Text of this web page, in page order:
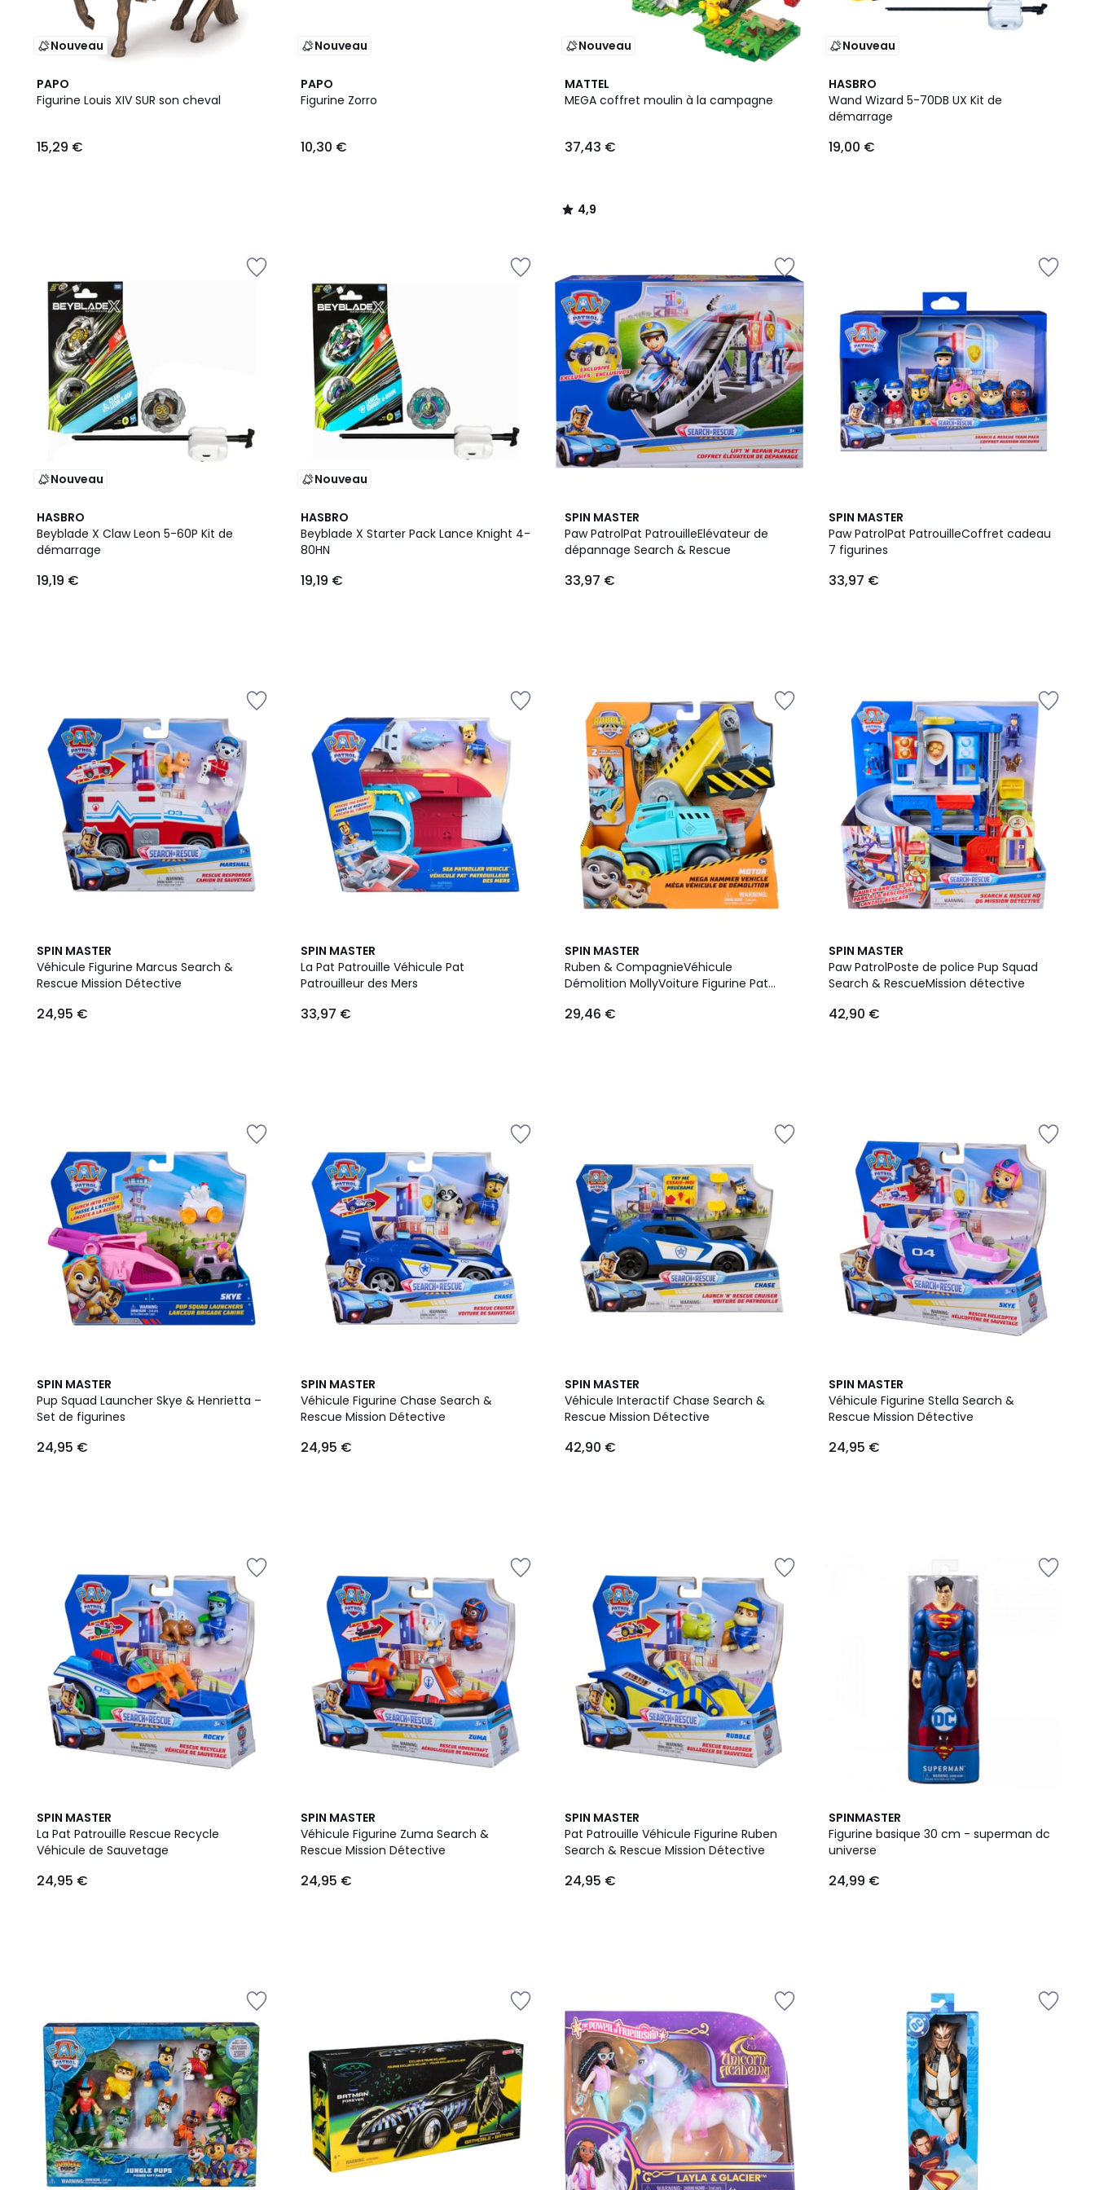
Nouveau
PAPO
Figurine Louis XIV SUR son cheval
€.
15,29 €
Nouveau
PAPO
Figurine Zorro
10,30 €
Nouveau
MATTEL
MEGA coffret moulin à la campagne
37,43 €
4,9
/ 5
4,9
/
Nouveau
HASBRO
Wand Wizard 5-70DB UX Kit de
démarrage
19,00 €
Nouveau
HASBRO
Beyblade X Claw Leon 5-60P Kit de
démarrage
19,19 €
Nouveau
HASBRO
Beyblade X Starter Pack Lance Knight 4-
80HN
19,19 €
SPIN MASTER
Paw PatrolPat PatrouilleElévateur de
dépannage Search & Rescue
33,97 €
SPIN MASTER
Paw PatrolPat PatrouilleCoffret cadeau
7 figurines
33,97 €
SPIN MASTER
Véhicule Figurine Marcus Search &
Rescue Mission Détective
24,95 €
SPIN MASTER
La Pat Patrouille Véhicule Pat
Patrouilleur des Mers
33,97 €
SPIN MASTER
Ruben & CompagnieVéhicule
Démolition MollyVoiture Figurine Pat
29,46 €
SPIN MASTER
Paw PatrolPoste de police Pup Squad
Search & RescueMission détective
42,90 €
SPIN MASTER
Pup Squad Launcher Skye & Henrietta –
Set de figurines
24,95 €
SPIN MASTER
Véhicule Figurine Chase Search &
Rescue Mission Détective
24,95 €
SPIN MASTER
Véhicule Interactif Chase Search &
Rescue Mission Détective
42,90 €
SPIN MASTER
Véhicule Figurine Stella Search &
Rescue Mission Détective
24,95 €
SPIN MASTER
La Pat Patrouille Rescue Recycle
Véhicule de Sauvetage
24,95 €
SPIN MASTER
Véhicule Figurine Zuma Search &
Rescue Mission Détective
24,95 €
SPIN MASTER
Pat Patrouille Véhicule Figurine Ruben
Search & Rescue Mission Détective
24,95 €
SPINMASTER
Figurine basique 30 cm - superman dc
universe
24,99 €